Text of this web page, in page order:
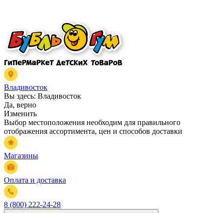
Владивосток
Вы здесь: Владивосток
Да, верно
Изменить
Выбор местоположения необходим для правильного
отображения ассортимента, цен и способов доставки
Магазины
Оплата и доставка
8 (800) 222-24-28